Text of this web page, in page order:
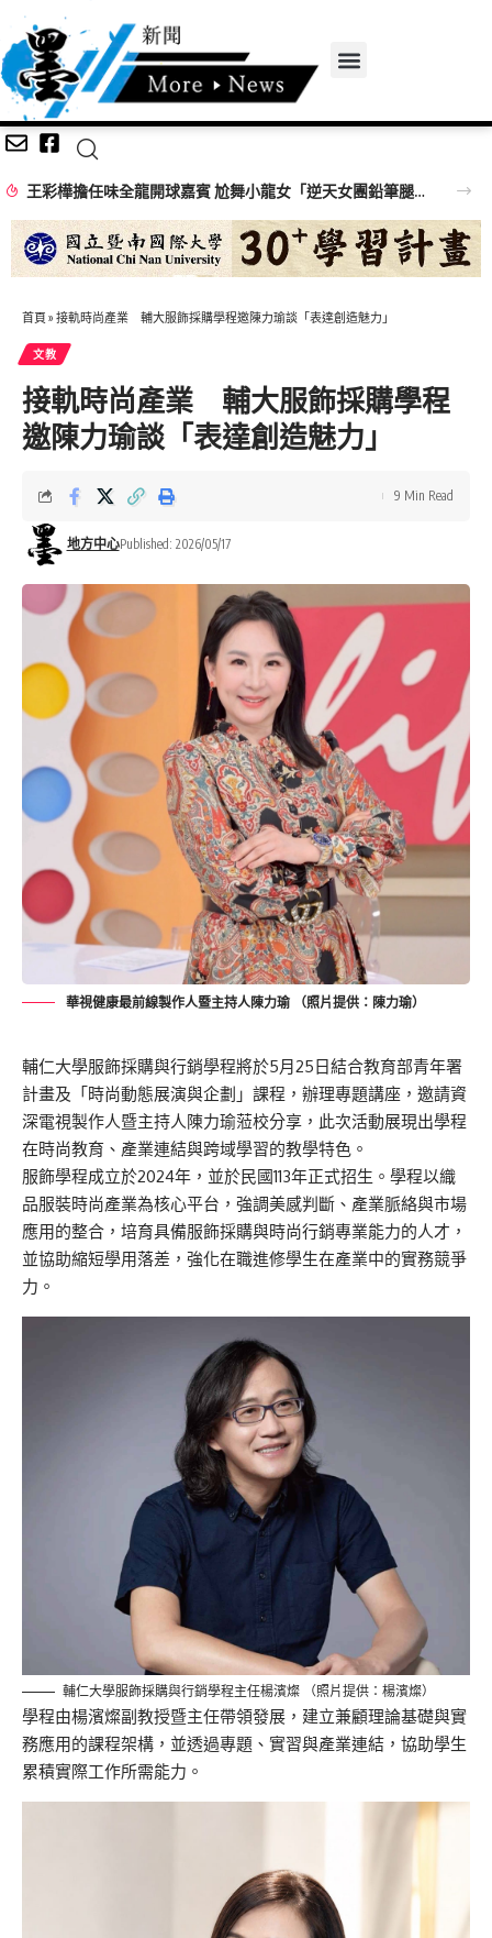
王彩樺擔任味全龍開球嘉賓 尬舞小龍女「逆天女團鉛筆腿」搶鏡
首頁 » 接軌時尚產業 輔大服飾採購學程邀陳力瑜談「表達創造魅力」
文教
接軌時尚產業 輔大服飾採購學程
邀陳力瑜談「表達創造魅力」
地方中心Published: 2026/05/17
9 Min Read
華視健康最前線製作人暨主持人陳力瑜 （照片提供：陳力瑜）
輔仁大學服飾採購與行銷學程將於5月25日結合教育部青年署
計畫及「時尚動態展演與企劃」課程，辦理專題講座，邀請資
深電視製作人暨主持人陳力瑜蒞校分享，此次活動展現出學程
在時尚教育、產業連結與跨域學習的教學特色。
服飾學程成立於2024年，並於民國113年正式招生。學程以織
品服裝時尚產業為核心平台，強調美感判斷、產業脈絡與市場
應用的整合，培育具備服飾採購與時尚行銷專業能力的人才，
並協助縮短學用落差，強化在職進修學生在產業中的實務競爭
力。
輔仁大學服飾採購與行銷學程主任楊濱燦 （照片提供：楊濱燦）
學程由楊濱燦副教授暨主任帶領發展，建立兼顧理論基礎與實
務應用的課程架構，並透過專題、實習與產業連結，協助學生
累積實際工作所需能力。